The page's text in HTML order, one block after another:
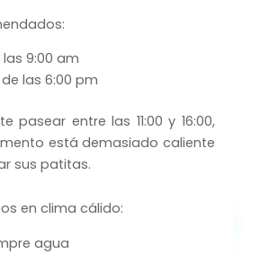
9:00 am
las 6:00 pm
pasear entre las 11:00 y 16:00,
está demasiado caliente
sus patitas.
en clima cálido:
agua